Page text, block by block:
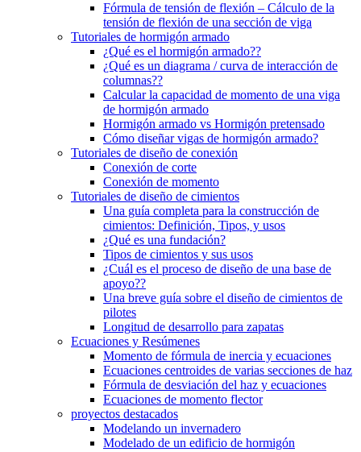
Fórmula de tensión de flexión – Cálculo de la
tensión de flexión de una sección de viga
Tutoriales de hormigón armado
¿Qué es el hormigón armado??
¿Qué es un diagrama / curva de interacción de
columnas??
Calcular la capacidad de momento de una viga
de hormigón armado
Hormigón armado vs Hormigón pretensado
Cómo diseñar vigas de hormigón armado?
Tutoriales de diseño de conexión
Conexión de corte
Conexión de momento
Tutoriales de diseño de cimientos
Una guía completa para la construcción de
cimientos: Definición, Tipos, y usos
¿Qué es una fundación?
Tipos de cimientos y sus usos
¿Cuál es el proceso de diseño de una base de
apoyo??
Una breve guía sobre el diseño de cimientos de
pilotes
Longitud de desarrollo para zapatas
Ecuaciones y Resúmenes
Momento de fórmula de inercia y ecuaciones
Ecuaciones centroides de varias secciones de haz
Fórmula de desviación del haz y ecuaciones
Ecuaciones de momento flector
proyectos destacados
Modelando un invernadero
Modelado de un edificio de hormigón